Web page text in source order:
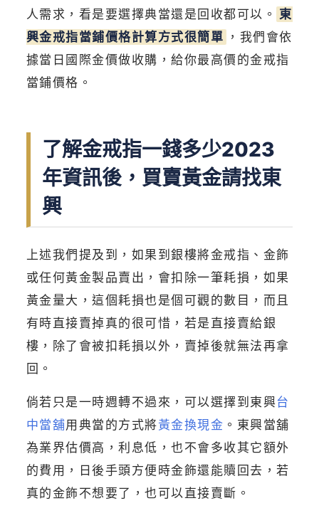
人需求，看是要選擇典當還是回收都可以。 東
興金戒指當鋪價格計算方式很簡單 ，我們會依
據當日國際金價做收購，給你最高價的金戒指
當鋪價格。
了解金戒指一錢多少2023
年資訊後，買賣黃金請找東
興
上述我們提及到，如果到銀樓將金戒指、金飾
或任何黃金製品賣出，會扣除一筆耗損，如果
黃金量大，這個耗損也是個可觀的數目，而且
有時直接賣掉真的很可惜，若是直接賣給銀
樓，除了會被扣耗損以外，賣掉後就無法再拿
回。
倘若只是一時週轉不過來，可以選擇到東興台
中當舖用典當的方式將黃金換現金 。東興當舖
為業界估價高，利息低，也不會多收其它額外
的費用，日後手頭方便時金飾還能贖回去，若
真的金飾不想要了，也可以直接賣斷。